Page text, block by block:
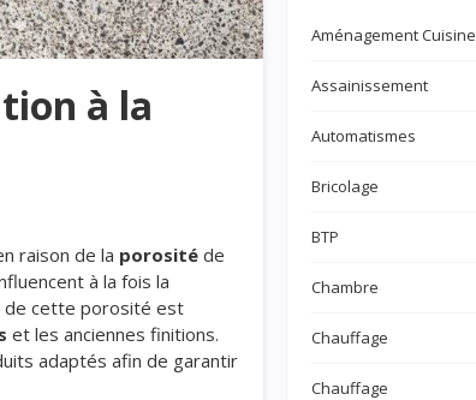
à la
raison de la porosité de
à la fois la
de cette porosité est
et les anciennes finitions.
adaptés afin de garantir
Aménagement Cuisine
Assainissement
Automatismes
Bricolage
BTP
Chambre
Chauffage
Chauffage